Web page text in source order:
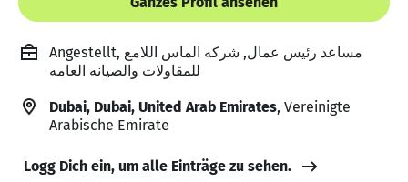
Angestellt, مساعد رئيس عمال, شركه الماس اللامع
للمقاولات والصيانه العامه
Dubai, Dubai, United Arab Emirates, Vereinigte
Arabische Emirate
Logg Dich ein, um alle Einträge zu sehen.